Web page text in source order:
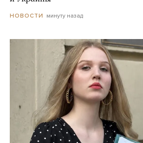
НОВОСТИ минуту назад